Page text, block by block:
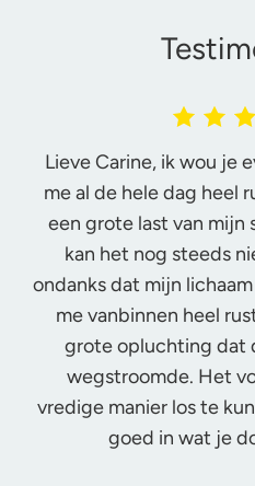
Lieve Carine, ik wou je
me al de hele dag heel
een grote last van mijn
kan het nog steeds
ondanks dat mijn
me vanbinnen heel
grote opluchting dat
wegstroomde. Het
vredige manier los te
goed in wat je